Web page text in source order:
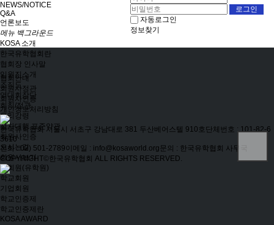
NEWS/NOTICE
Q&A
언론보도
메뉴 백그라운드
KOSA 소개
한국유학협회란
협회장 인사말
임원진소개
조직도
역대회장단
회칙/정관
윤리강령
절차대행 표준약관
회원사인증
오시는길
회원사보기
정회원(유학원)
학교회원
기업회원
학교인증제
학교인증제란
KOSA AWARD
자동로그인
정보찾기
협회안내
회원사정관
회원사인증
개인정보처리방침
한국유학협회서울시 서초구 강남대로 381 두산베어스텔 910호 단체번호 : 101-82-6
3610
전화 : 02) 501-2789이메일 : info@kosaworld.org문의 : 한국유학협회 사무국
COPYRIGHT©한국유학협회 ALL RIGHTS RESERVED.